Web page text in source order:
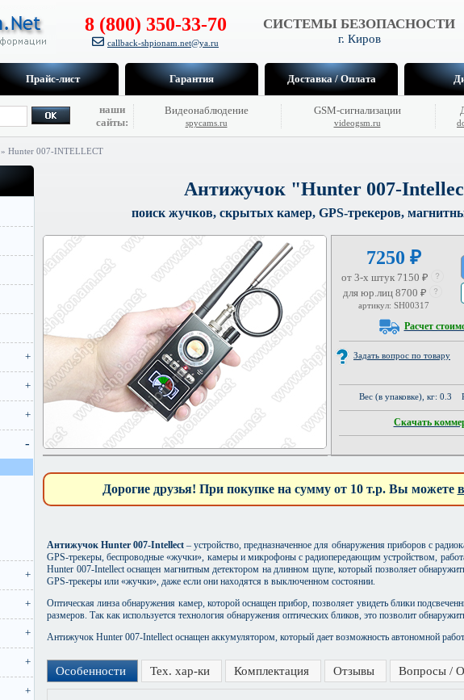
8 (800) 350-33-70
callback-shpionam.net@ya.ru
СИСТЕМЫ БЕЗОПАСНОСТИ
г. Киров
Прайс-лист Гарантия Доставка / Оплата
наши
сайты:
Видеонаблюдение
spycams.ru
GSM-сигнализации
videogsm.ru
» Hunter 007-INTELLECT
Антижучок "Hunter 007-
поиск жучков, скрытых камер, GPS-трекеров,
7250 ₽
от 3-х штук 7150 ₽
для юр.лиц 8700 ₽
артикул: SH00317
Расчет
Задать вопрос по товару
Вес (в упаковке), кг: 0.3
Скачать
Дорогие друзья! При покупке на сумму от 10 т.р. Вы можете
Антижучок Hunter 007-Intellect – устройство, предназначенное для обнаружения приборов с
GPS-трекеры, беспроводные «жучки», камеры и микрофоны с радиопередающим устройством,
Hunter 007-Intellect оснащен магнитным детектором на длинном щупе, который позволяет
GPS-трекеры или «жучки», даже если они находятся в выключенном состоянии.
Оптическая линза обнаружения камер, которой оснащен прибор, позволяет увидеть блики
размеров. Так как используется технология обнаружения оптических бликов, это позволит
Антижучок Hunter 007-Intellect оснащен аккумулятором, который дает возможность автономной
Особенности Тех. хар-ки Комплектация Отзывы Вопросы /